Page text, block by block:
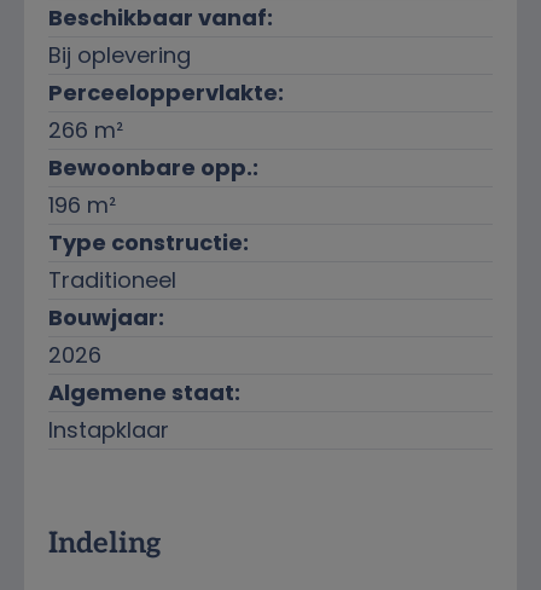
Beschikbaar vanaf:
Bij oplevering
Perceeloppervlakte:
266 m²
Bewoonbare opp.:
196 m²
Type constructie:
Traditioneel
Bouwjaar:
2026
Algemene staat:
Instapklaar
Indeling